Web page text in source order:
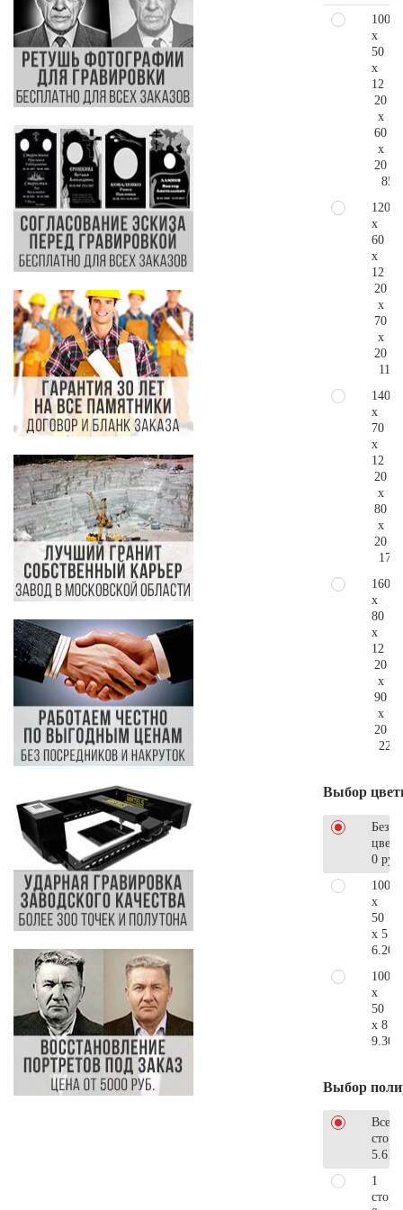
100
x
50
x
12
20
x
60
x
20
120
x
60
x
12
20
x
70
x
20
140
x
70
x
12
20
x
80
x
20
160
x
80
x
12
20
x
90
x
20
Выбор
Без
0 руб.
100
x
50
x 5
100
x
50
x 8
Выбор
Все
1